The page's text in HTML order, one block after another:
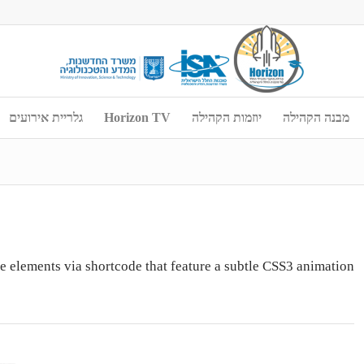
מבנה הקהילה יוזמות הקהילה Horizon TV גלריית אירועים
elements via shortcode that feature a subtle CSS3 animation.